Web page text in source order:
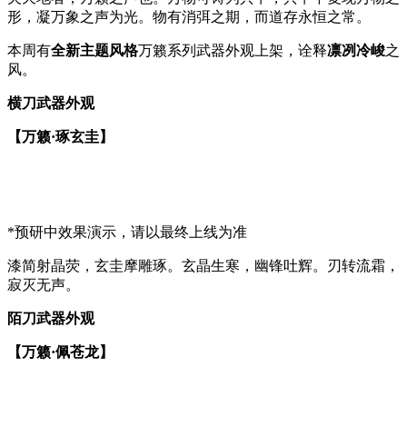
形，凝万象之声为光。物有消弭之期，而道存永恒之常。
本周有全新主题风格万籁系列武器外观上架，诠释凛冽冷峻之
风。
横刀武器外观
【万籁·琢玄圭】
*预研中效果演示，请以最终上线为准
漆简射晶荧，玄圭摩雕琢。玄晶生寒，幽锋吐辉。刃转流霜，
寂灭无声。
陌刀武器外观
【万籁·佩苍龙】